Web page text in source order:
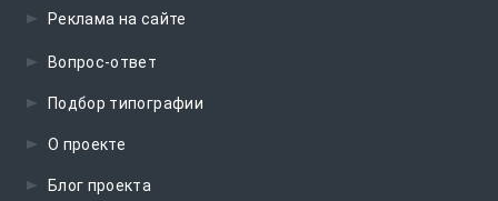
Реклама на сайте
Вопрос-ответ
Подбор типографии
О проекте
Блог проекта